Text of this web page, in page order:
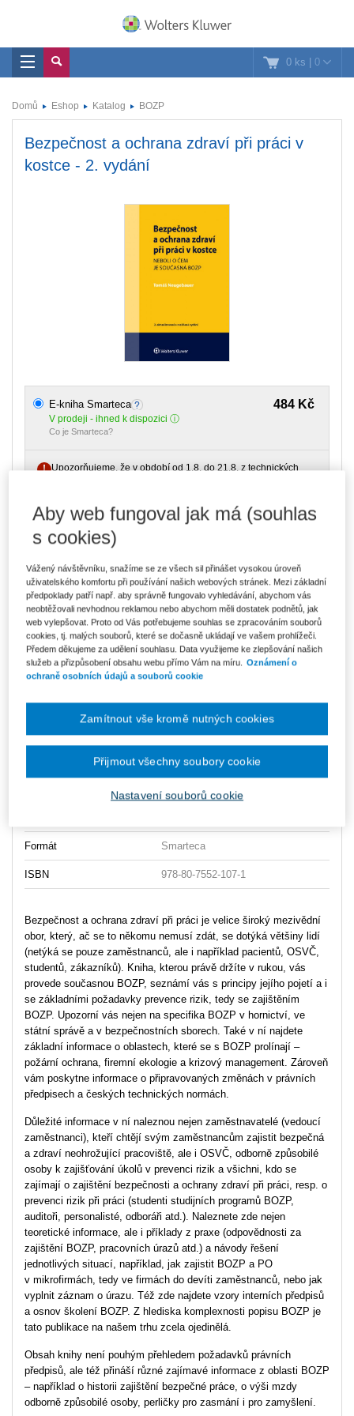
0 ks | 0
Domů Eshop Katalog BOZP
Bezpečnost a ochrana zdraví při práci v
kostce - 2. vydání
484 Kč
E-kniha Smarteca
V prodeji - ihned k dispozici
Co je Smarteca?
Upozorňujeme, že v období od 1.8. do 21.8. z technických
ks Vložit do košíku
Ke stažení
Obsah
Ukazka
Vydavatel Wolters Kluwer
Autor Tomáš Neugebauer
8/2016
380
Formát Smarteca
ISBN 978-80-7552-107-1
Bezpečnost a ochrana zdraví při práci je velice široký mezivědní
obor, který, ač se to někomu nemusí zdát, se dotýká většiny lidí
(netýká se pouze zaměstnanců, ale i například pacientů, OSVČ,
studentů, zákazníků). Kniha, kterou právě držíte v rukou, vás
provede současnou BOZP, seznámí vás s principy jejího pojetí a i
se základními požadavky prevence rizik, tedy se zajištěním
BOZP. Upozorní vás nejen na specifika BOZP v hornictví, ve
státní správě a v bezpečnostních sborech. Také v ní najdete
základní informace o oblastech, které se s BOZP prolínají –
požární ochrana, firemní ekologie a krizový management. Zároveň
vám poskytne informace o připravovaných změnách v právních
předpisech a českých technických normách.
Důležité informace v ní naleznou nejen zaměstnavatelé (vedoucí
zaměstnanci), kteří chtějí svým zaměstnancům zajistit bezpečná
a zdraví neohrožující pracoviště, ale i OSVČ, odborně způsobilé
osoby k zajišťování úkolů v prevenci rizik a všichni, kdo se
zajímají o zajištění bezpečnosti a ochrany zdraví při práci, resp. o
prevenci rizik při práci (studenti studijních programů BOZP,
auditoři, personalisté, odboráři atd.). Naleznete zde nejen
teoretické informace, ale i příklady z praxe (odpovědnosti za
zajištění BOZP, pracovních úrazů atd.) a návody řešení
jednotlivých situací, například, jak zajistit BOZP a PO
v mikrofirmách, tedy ve firmách do devíti zaměstnanců, nebo jak
vyplnit záznam o úrazu. Též zde najdete vzory interních předpisů
a osnov školení BOZP. Z hlediska komplexnosti popisu BOZP je
tato publikace na našem trhu zcela ojedinělá.
Obsah knihy není pouhým přehledem požadavků právních
předpisů, ale též přináší různé zajímavé informace z oblasti BOZP
– například o historii zajištění bezpečné práce, o výši mzdy
odborně způsobilé osoby, perličky pro zasmání i pro zamyšlení.
Aby web fungoval jak má (souhlas
s cookies)
Vážený návštěvníku, snažíme se ze všech sil přinášet vysokou úroveň
uživatelského komfortu při používání našich webových stránek. Mezi základní
předpoklady patří např. aby správně fungovalo vyhledávání, abychom vás
neobtěžovali nevhodnou reklamou nebo abychom měli dostatek podnětů, jak
web vylepšovat. Proto od Vás potřebujeme souhlas se zpracováním souborů
cookies, tj. malých souborů, které se dočasně ukládají ve vašem prohlížeči.
Předem děkujeme za udělení souhlasu. Data využijeme ke zlepšování našich
služeb a přizpůsobení obsahu webu přímo Vám na míru.
Oznámení o
ochraně osobních údajů a souborů cookie
Nastavení souborů cookie
Zamítnout vše kromě nutných cookies
Přijmout všechny soubory cookie